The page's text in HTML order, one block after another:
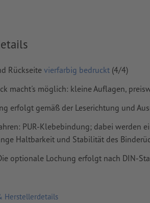
CMYK, FOGRA51 (PSO Coated v3) für
und Satzfehlerwerden von uns nicht
werden von uns nicht
werden gelöscht und nicht gedruckt
Formularfeldernwerden mitgedruckt
2 mm
Rückseite vierfarbig bedruckt (4/4)
macht's möglich: kleine Auflagen,
erfolgt gemäß der Leserichtung und
PUR-Klebebindung; dabei werden
Haltbarkeit und Stabilität des
optionale Lochung erfolgt nach DIN-
Herstellerdetails